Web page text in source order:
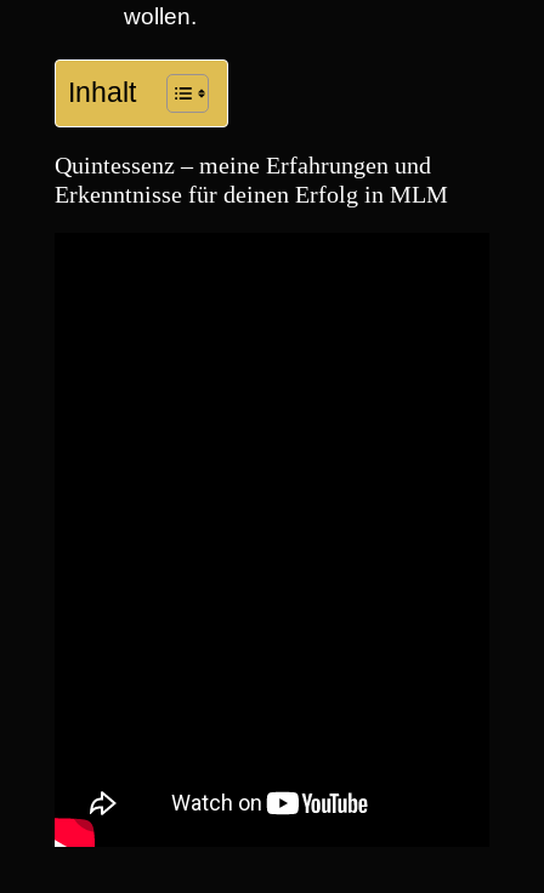
wollen.
Inhalt
Quintessenz – meine Erfahrungen und
Erkenntnisse für deinen Erfolg in MLM